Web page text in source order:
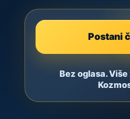
Postani
Bez oglasa.